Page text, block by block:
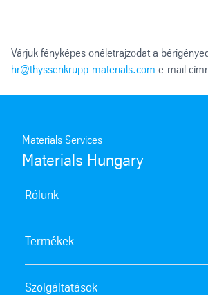
Várjuk fényképes önéletrajzodat a
hr@thyssenkrupp-materials.com e-mail
Materials Services
Materials Hungary
Rólunk
Termékek
Szolgáltatások